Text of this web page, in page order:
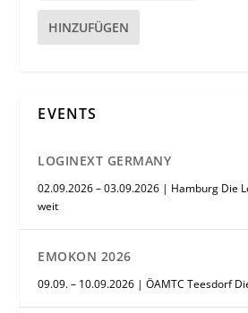
HINZUFÜGEN
EVENTS
LOGINEXT GERMANY
02.09.2026 – 03.09.2026 | Hamburg Die
weit
EMOKON 2026
09.09. – 10.09.2026 | ÖAMTC Teesdorf